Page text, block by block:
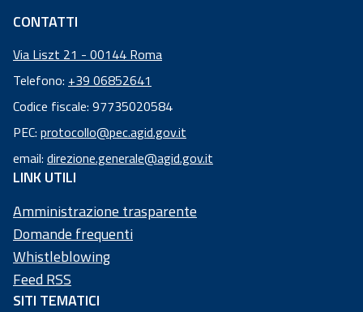
CONTATTI
Via Liszt 21 - 00144 Roma
Telefono: +39 06852641
Codice fiscale: 97735020584
Codice
fiscale:
97
73
50
20
58
4
PEC: protocollo@pec.agid.gov.it
email: direzione.generale@agid.gov.it
LINK UTILI
Amministrazione trasparente
Domande frequenti
Whistleblowing
Feed RSS
SITI TEMATICI